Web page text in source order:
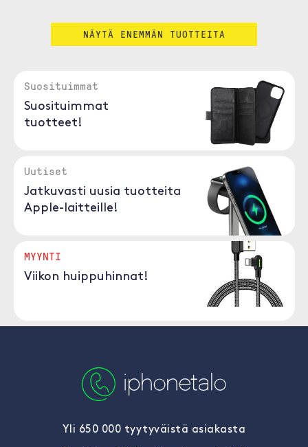
NÄYTÄ ENEMMÄN TUOTTEITA
Suosituimmat
Suosituimmat
tuotteet!
Uutiset
Jatkuvasti uusia tuotteita
Apple-laitteille!
MYYNTI
Viikon huippuhinnat!
Yli 650 000 tyytyväistä asiakasta